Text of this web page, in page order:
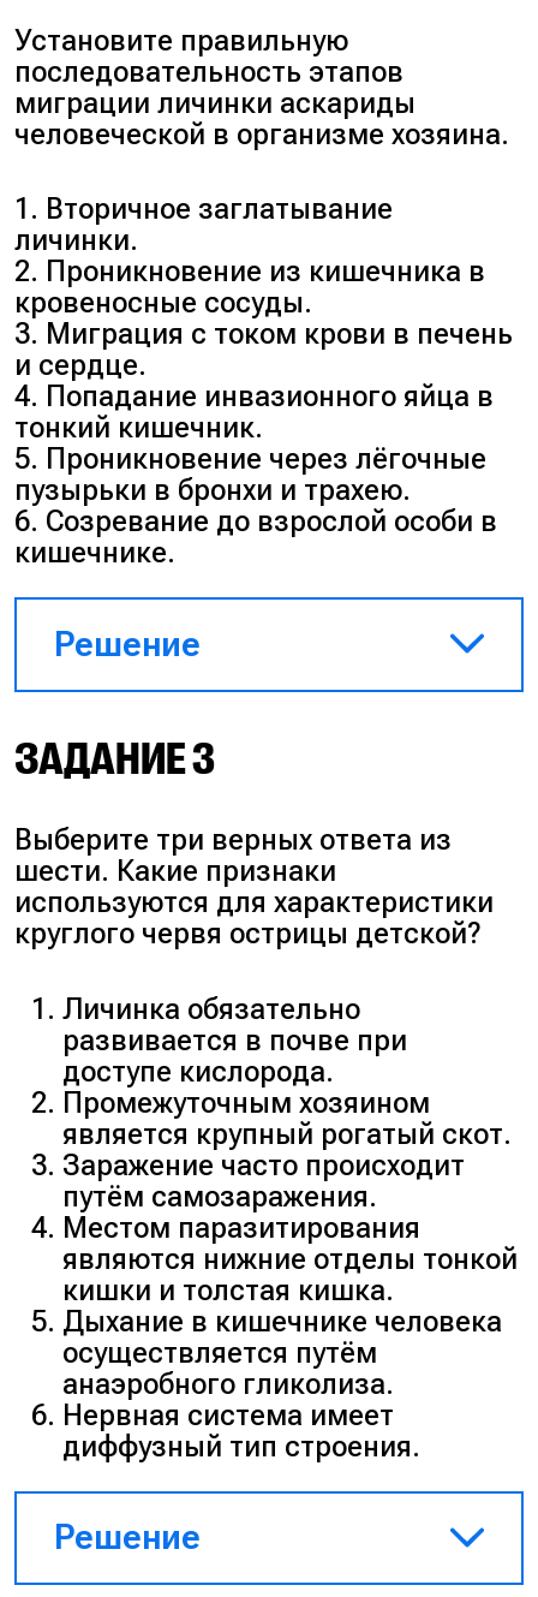
паренхиму, так как у них нет
полости тела).
К круглым червям относятся
полости), Г (появление
анального отверстия) и Д (в
кожно-мускульном мешке есть
только продольные мышцы).
Ответ: 12122.
Установите правильную
последовательность этапов
миграции личинки аскариды
человеческой в организме хозяина.
1. Вторичное заглатывание
личинки.
2. Проникновение из кишечника в
кровеносные сосуды.
3. Миграция с током крови в печень
и сердце.
4. Попадание инвазионного яйца в
тонкий кишечник.
5. Проникновение через лёгочные
пузырьки в бронхи и трахею.
6. Созревание до взрослой особи в
кишечнике.
Решение
заглатывание инвазионного
яйца (4). В кишечнике из яйца
кровеносное русло (2). Кровь
приносит её в печень и сердце
(3). Затем личинка попадает в
лёгкие, откуда проникает в
откашливании происходит
повторное заглатывание (1),
после чего паразит
окончательно созревает в
кишечнике (6).
Ответ: 423516.
ЗАДАНИЕ 3
Выберите три верных ответа из
шести. Какие признаки
используются для характеристики
круглого червя острицы детской?
Личинка обязательно
развивается в почве при
доступе кислорода.
Промежуточным хозяином
является крупный рогатый скот.
Заражение часто происходит
путём самозаражения.
Местом паразитирования
являются нижние отделы тонкой
кишки и толстая кишка.
Дыхание в кишечнике человека
осуществляется путём
анаэробного гликолиза.
Нервная система имеет
диффузный тип строения.
Решение